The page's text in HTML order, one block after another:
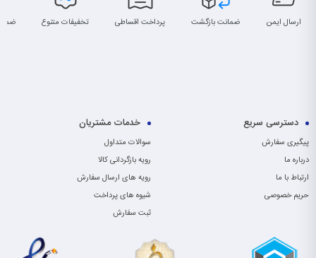
ارسال ایمن ضمانت بازگشت پرداخت اقساطی تخفیفات متنوع
دسترسی سریع
پیگیری سفارش
درباره ما
ارتباط با ما
حریم خصوصی
خدمات مشتریان
سوالات متداول
رویه بازگردانی کالا
رویه های ارسال سفارش
شیوه های پرداخت
ثبت سفارش